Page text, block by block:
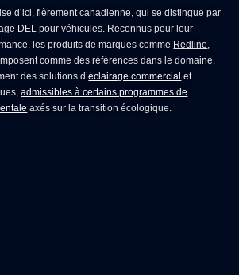
d’ici, fièrement canadienne, qui se distingue par
DEL pour véhicules . Reconnus pour leur
les produits de marques comme Redline
comme des références dans le domaine.
des solutions d’éclairage commercial et
admissibles à certains programmes de
axés sur la transition écologique.